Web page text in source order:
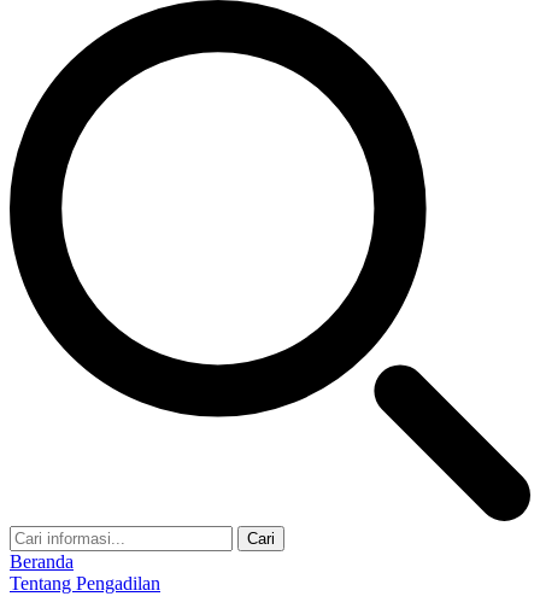
Cari
Beranda
Tentang Pengadilan